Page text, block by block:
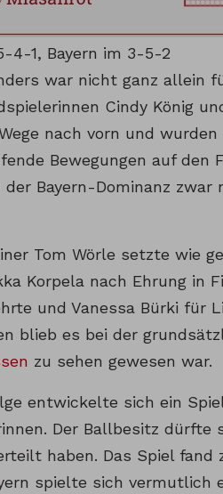
4-1, Bayern im 3-5-2
war nicht ganz allein
Cindy König
nach vorn und
Bewegungen auf
der Bayern-Dominanz
Tom Wörle setzte wie
Korpela nach Ehrung in
und Vanessa Bürki für
blieb es bei der
zu sehen gewesen war.
entwickelte sich ein
Der Ballbesitz
haben. Das Spiel
spielte sich vermutlich